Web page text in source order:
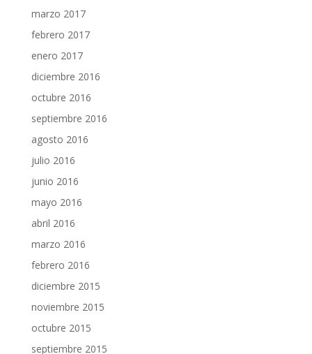
marzo 2017
febrero 2017
enero 2017
diciembre 2016
octubre 2016
septiembre 2016
agosto 2016
julio 2016
junio 2016
mayo 2016
abril 2016
marzo 2016
febrero 2016
diciembre 2015
noviembre 2015
octubre 2015
septiembre 2015